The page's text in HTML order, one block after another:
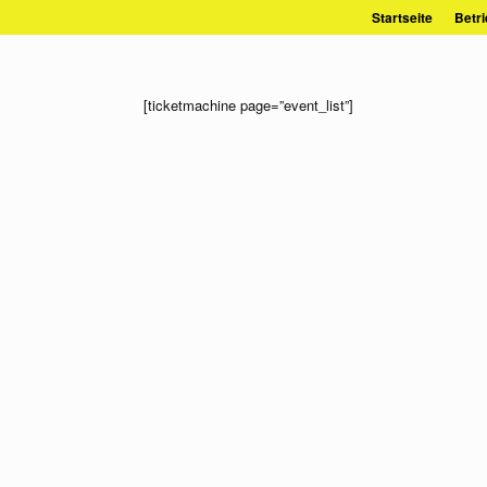
Inhalt
Startseite
[ticketmachine page=”event_list”]